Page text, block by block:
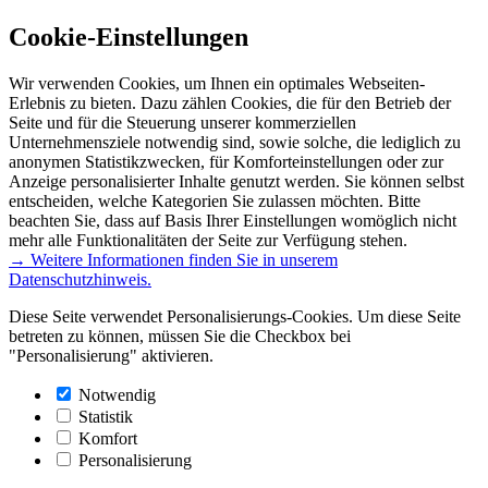
Cookie-Einstellungen
Wir verwenden Cookies, um Ihnen ein optimales Webseiten-
Erlebnis zu bieten. Dazu zählen Cookies, die für den Betrieb der
Seite und für die Steuerung unserer kommerziellen
Unternehmensziele notwendig sind, sowie solche, die lediglich zu
anonymen Statistikzwecken, für Komforteinstellungen oder zur
Anzeige personalisierter Inhalte genutzt werden. Sie können selbst
entscheiden, welche Kategorien Sie zulassen möchten. Bitte
beachten Sie, dass auf Basis Ihrer Einstellungen womöglich nicht
mehr alle Funktionalitäten der Seite zur Verfügung stehen.
→ Weitere Informationen finden Sie in unserem
Datenschutzhinweis.
Diese Seite verwendet Personalisierungs-Cookies. Um diese Seite
betreten zu können, müssen Sie die Checkbox bei
"Personalisierung" aktivieren.
Notwendig
Statistik
Komfort
Personalisierung